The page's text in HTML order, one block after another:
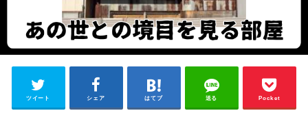
ツイート シェア はてブ 送る Pocket